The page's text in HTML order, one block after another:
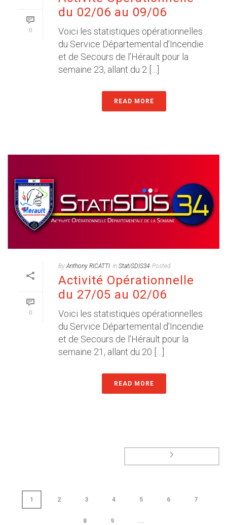
0
du 02/06 au 09/06
Voici les statistiques opérationnelles
du Service Départemental d’Incendie
et de Secours de l’Hérault pour la
semaine 23, allant du 2 […]
READ MORE
0
By Anthony RICATTI In StatiSDIS34 Posted
Activité Opérationnelle
du 27/05 au 02/06
Voici les statistiques opérationnelles
du Service Départemental d’Incendie
et de Secours de l’Hérault pour la
semaine 21, allant du 20 […]
READ MORE
1 2 3 4 5 6 7
8 9 ...